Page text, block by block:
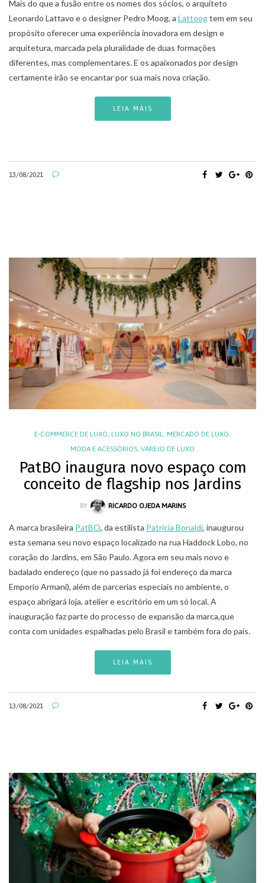
Mais do que a fusão entre os nomes dos sócios, o arquiteto
Leonardo Lattavo e o designer Pedro Moog, a Lattoogtem em seu
propósito oferecer uma experiência inovadora em design e
arquitetura, marcada pela pluralidade de duas formações
diferentes, mas complementares. E os apaixonados por design
certamente irão se encantar por sua mais nova criação.
LEIA MAIS
13/08/2021
E-COMMERCE DE LUXO, LUXO NO BRASIL, MERCADO DE LUXO,
MODA E ACESSÓRIOS, VAREJO DE LUXO
PatBO inaugura novo espaço com
conceito de flagship nos Jardins
BY RICARDO OJEDA MARINS
A marca brasileira PatBO, da estilista Patricia Bonaldi, inaugurou
esta semana seu novo espaço localizado na rua Haddock Lobo, no
coração do Jardins, em São Paulo. Agora em seu mais novo e
badalado endereço (que no passado já foi endereço da marca
Emporio Armani), além de parcerias especiais no ambiente, o
espaço abrigará loja, atelier e escritório em um só local. A
inauguração faz parte do processo de expansão da marca,que
conta com unidades espalhadas pelo Brasil e também fora do país.
LEIA MAIS
13/08/2021